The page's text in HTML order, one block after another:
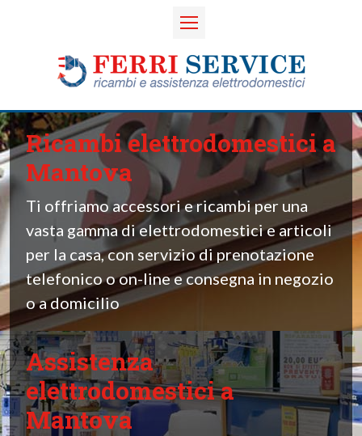
Ricambi elettrodomestici a
Mantova
Ti offriamo accessori e ricambi per una
vasta gamma di elettrodomestici e articoli
per la casa, con servizio di prenotazione
telefonico o on-line e consegna in negozio
o a domicilio
Assistenza
elettrodomestici a
Mantova